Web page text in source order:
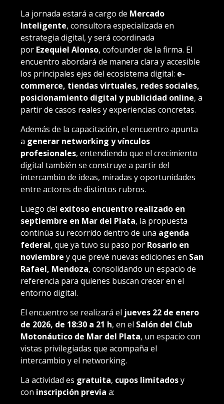
La jornada estará a cargo de Mercado
Inteligente, consultora especializada en
estrategia digital, y será coordinada
por Ezequiel Alonso, cofounder de la firma. El
encuentro abordará de manera clara y accesible
los principales ejes del ecosistema digital: e-
commerce, tiendas virtuales, redes sociales,
posicionamiento digital y publicidad online, a
partir de casos reales y experiencias concretas.
Además de la capacitación, el encuentro apunta
a generar networking y vínculos
profesionales, entendiendo que el crecimiento
digital también se construye a partir del
intercambio de ideas, miradas y oportunidades
entre actores de distintos rubros.
Luego del exitoso encuentro realizado en
septiembre en Mar del Plata, la propuesta
continúa su recorrido dentro de una agenda
federal, que ya tuvo su paso por Rosario en
noviembre y que prevé nuevas ediciones en San
Rafael, Mendoza, consolidando un espacio de
referencia para quienes buscan crecer en el
entorno digital.
El encuentro se realizará el jueves 22 de enero
de 2026, de 18:30 a 21 h, en el Salón del Club
Motonáutico de Mar del Plata, un espacio con
vistas privilegiadas que acompaña el
intercambio y el networking.
La actividad es gratuita, cupos limitadosy
con inscripción previa a: